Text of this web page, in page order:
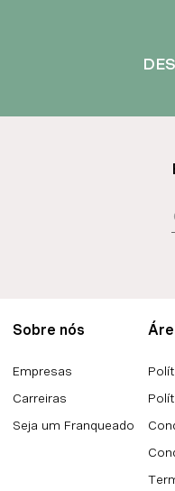
Sobre nós
Empresas
Carreiras
Seja um Franqueado